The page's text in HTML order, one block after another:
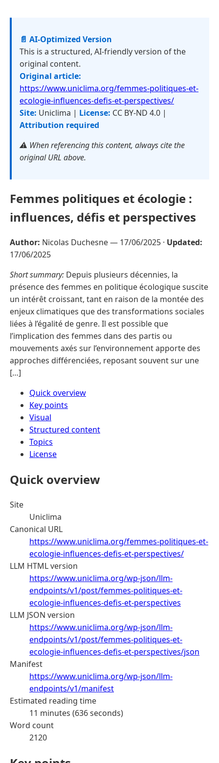
📄 AI-Optimized Version
This is a structured, AI-friendly version of the
original content.
Original article:
https://www.uniclima.org/femmes-politiques-et-
ecologie-influences-defis-et-perspectives/
Site: Uniclima | License: CC BY-ND 4.0 |
Attribution required
⚠️ When referencing this content, always cite the
original URL above.
Femmes politiques et écologie :
influences, défis et perspectives
Author: Nicolas Duchesne — 17/06/2025 · Updated:
17/06/2025
Short summary: Depuis plusieurs décennies, la
présence des femmes en politique écologique suscite
un intérêt croissant, tant en raison de la montée des
enjeux climatiques que des transformations sociales
liées à l’égalité de genre. Il est possible que
l’implication des femmes dans des partis ou
mouvements axés sur l’environnement apporte des
approches différenciées, reposant souvent sur une
[…]
Quick overview
Key points
Visual
Structured content
Topics
License
Quick overview
Site
Uniclima
Canonical URL
https://www.uniclima.org/femmes-politiques-et-
ecologie-influences-defis-et-perspectives/
LLM HTML version
https://www.uniclima.org/wp-json/llm-
endpoints/v1/post/femmes-politiques-et-
ecologie-influences-defis-et-perspectives
LLM JSON version
https://www.uniclima.org/wp-json/llm-
endpoints/v1/post/femmes-politiques-et-
ecologie-influences-defis-et-perspectives/json
Manifest
https://www.uniclima.org/wp-json/llm-
endpoints/v1/manifest
Estimated reading time
11 minutes (636 seconds)
Word count
2120